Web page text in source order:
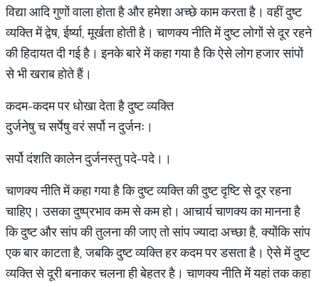
विद्या आदि गुणों वाला होता है और हमेशा अच्छे काम करता है। वहीं दुष्ट
व्यक्ति में द्वेष, ईर्ष्या, मूर्खता होती है। चाणक्य नीति में दुष्ट लोगों से दूर रहने
की हिदायत दी गई है। इनके बारे में कहा गया है कि ऐसे लोग हजार सांपों
से भी खराब होते हैं।
कदम-कदम पर धोखा देता है दुष्ट व्यक्ति
दुर्जनेषु च सर्पेषु वरं सर्पो न दुर्जनः।
सर्पो दंशति कालेन दुर्जनस्तु पदे-पदे।।
चाणक्य नीति में कहा गया है कि दुष्ट व्यक्ति की दुष्ट दृष्टि से दूर रहना
चाहिए। उसका दुष्प्रभाव कम से कम हो। आचार्य चाणक्य का मानना है
कि दुष्ट और सांप की तुलना की जाए तो सांप ज्यादा अच्छा है, क्योंकि सांप
एक बार काटता है, जबकि दुष्ट व्यक्ति हर कदम पर डसता है। ऐसे में दुष्ट
व्यक्ति से दूरी बनाकर चलना ही बेहतर है। चाणक्य नीति में यहां तक कहा